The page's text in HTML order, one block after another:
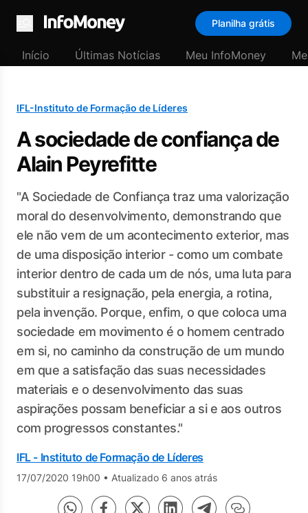
Menu
Planilha grátis
Início Últimas Notícias Meu InfoMoney
IFL-Instituto de Formação de Líderes
A sociedade de confiança de
Alain Peyrefitte
"A Sociedade de Confiança traz uma valorização
moral do desenvolvimento, demonstrando que
ele não vem de um acontecimento exterior, mas
de uma disposição interior - como um combate
interior dentro de cada um de nós, uma luta para
substituir a resignação, pela energia, a rotina,
pela invenção. Porque, enfim, o que coloca uma
sociedade em movimento é o homem centrado
em si, no caminho da construção de um mundo
em que a satisfação das suas necessidades
materiais e o desenvolvimento das suas
aspirações possam beneficiar a si e aos outros
com progressos constantes."
IFL - Instituto de Formação de Líderes
17/07/2020 19h00 • Atualizado 6 anos atrás